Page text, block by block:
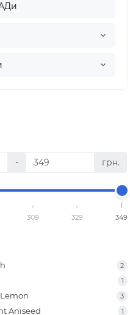
- грн.
309 329 349
2
1
3
Aniseed 1